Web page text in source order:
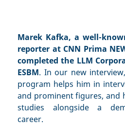
Marek Kafka, a well-
reporter at CNN Prima
completed the LLM
ESBM. In our new
program helps him in
and prominent figures, and
studies alongside a
career.